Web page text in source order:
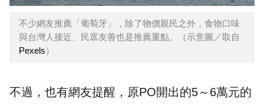
不少網友推薦「葡萄牙」，除了物價親民之外，食物口味
與台灣人接近、民眾友善也是推薦重點。（示意圖／取自
Pexels）
不過，也有網友提醒，原PO開出的5～6萬元的